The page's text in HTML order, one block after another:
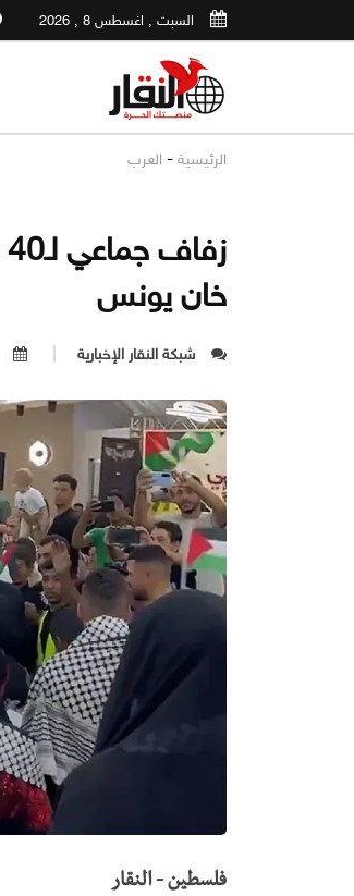
السبت , اغسطس 8 , 2026
الرئيسية - العرب
خان يونس
شبكة النقار الإخبارية
فلسطين - النقار